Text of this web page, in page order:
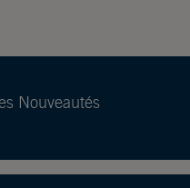
Nouveautés